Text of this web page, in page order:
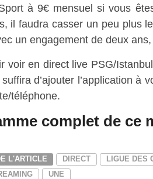
à 9€ mensuel si vous
il faudra casser un peu plus
un engagement de deux
voir en direct live PSG/
d’ajouter l’application à
téléphone.
complet de ce
L'ARTICLE DIRECT LIGUE DES
UNE